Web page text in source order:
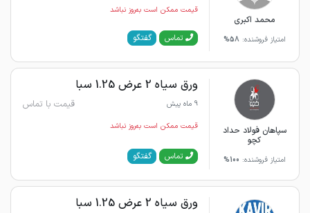
محمد اکبری
امتیاز فروشنده: 58%
قیمت ممکن است به‌روز نباشد
تماس گفتگو
سپاهان فولاد حداد
کچو
امتیاز فروشنده: 100%
ورق سیاه 2 عرض 1.25 سبا
9 ماه پیش قیمت با تماس
قیمت ممکن است به‌روز نباشد
تماس گفتگو
ورق سیاه 2 عرض 1.25 سبا